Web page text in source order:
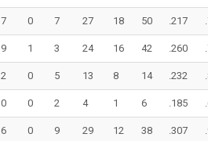
7 0 7 27 18 50 .217
9 1 3 24 16 42 .260
2 0 5 13 8 14 .232
0 0 2 4 1 6 .185
6 0 9 29 12 38 .307